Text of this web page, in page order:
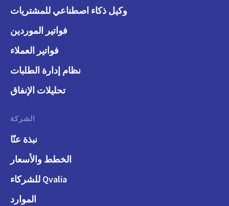
وكيل ذكاء اصطناعي للمشتريات
فواتير الموردين
فواتير العملاء
نظام إدارة الطلبات
تحليلات الإنفاق
الشركة
نبذة عنّا
الخطط والأسعار
Qvalia للشركاء
الموارد